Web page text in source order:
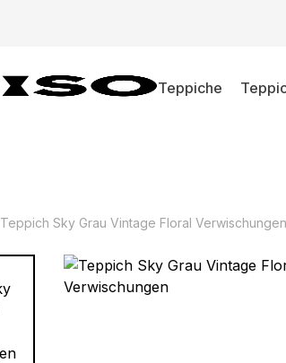
Teppiche
Teppich Sky Grau Vintage Floral Verwischungen